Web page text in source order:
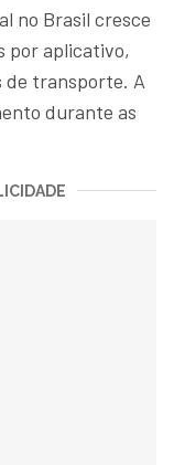
no Brasil cresce
por aplicativo,
de transporte. A
durante as